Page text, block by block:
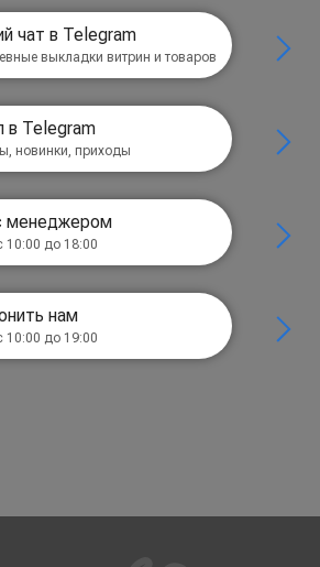
чат в Telegram
выкладки витрин и товаров
в Telegram
новинки, приходы
менеджером
10:00 до 18:00
нам
10:00 до 19:00